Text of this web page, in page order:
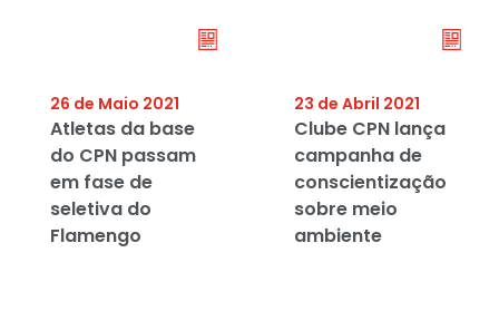
26 de Maio 2021
Atletas da base
do CPN passam
em fase de
seletiva do
Flamengo
23 de Abril 2021
Clube CPN lança
campanha de
conscientização
sobre meio
ambiente